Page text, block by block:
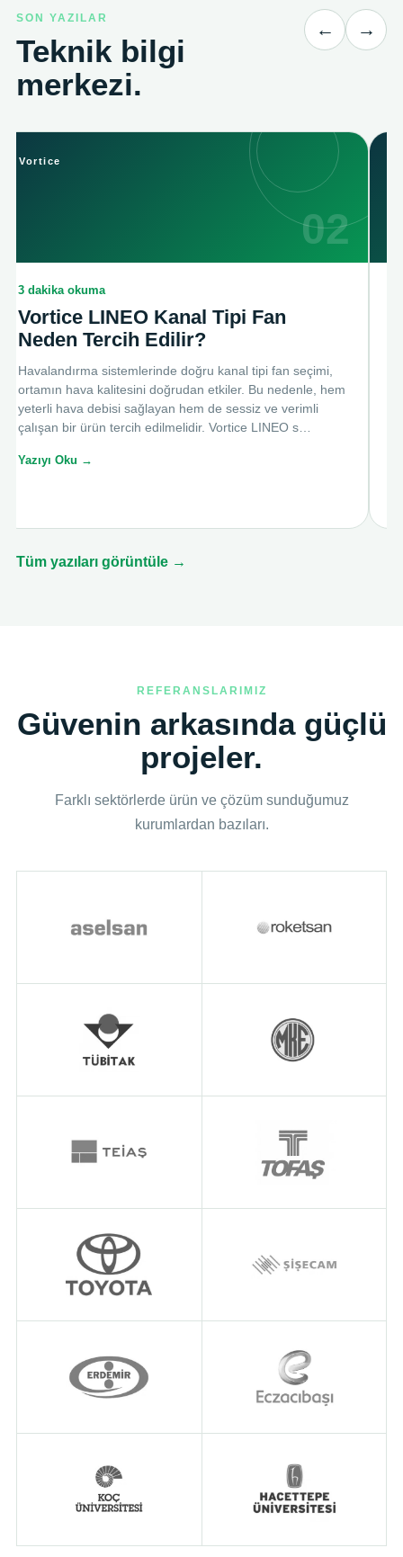
SON YAZILAR
Teknik bilgi
merkezi.
← →
Vortice
02
3 dakika okuma
Vortice LINEO Kanal Tipi Fan
Neden Tercih Edilir?
Havalandırma sistemlerinde doğru kanal tipi fan seçimi,
ortamın hava kalitesini doğrudan etkiler. Bu nedenle, hem
yeterli hava debisi sağlayan hem de sessiz ve verimli
çalışan bir ürün tercih edilmelidir. Vortice LINEO s…
Yazıyı Oku →
Tüm yazıları görüntüle →
REFERANSLARIMIZ
Güvenin arkasında güçlü
projeler.
Farklı sektörlerde ürün ve çözüm sunduğumuz
kurumlardan bazıları.